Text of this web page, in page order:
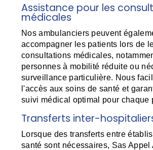
Assistance pour les
médicales
Nos ambulanciers peuvent
accompagner les patients lors de
consultations médicales,
personnes à mobilité réduite ou
surveillance particulière. Nous
l'accès aux soins de santé et
suivi médical optimal pour chaque
Transferts inter-
Lorsque des transferts entre
santé sont nécessaires, Sas Appel